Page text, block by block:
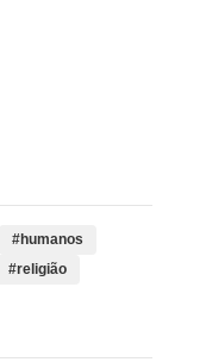
#humanos
#religião